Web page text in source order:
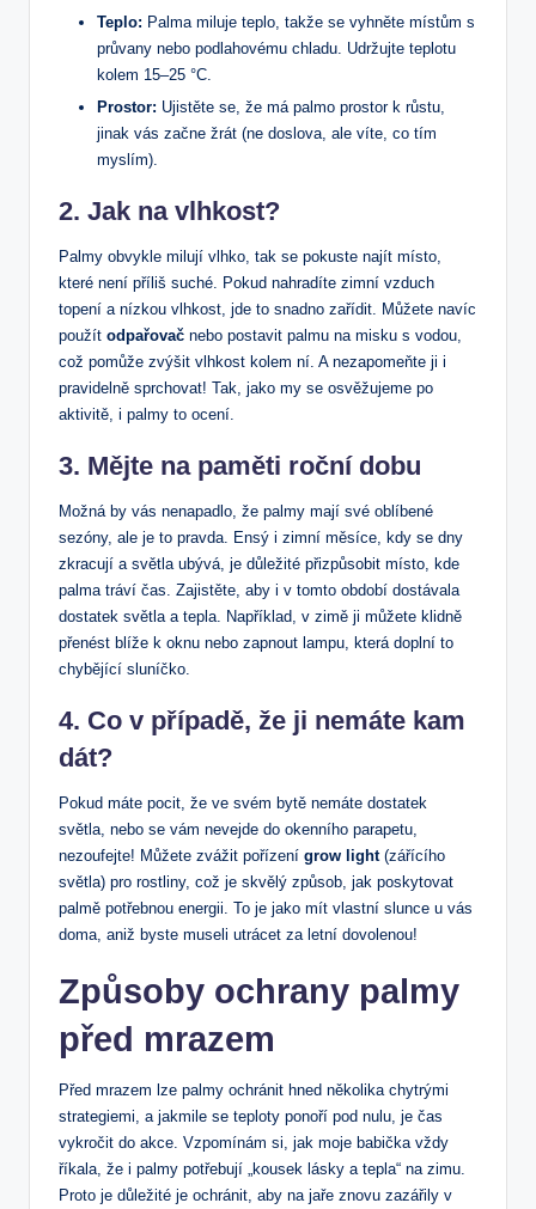
Teplo: Palma miluje teplo, takže se vyhněte místům s⁣
průvany⁢ nebo ⁣podlahovému chladu.​ Udržujte ⁤teplotu
kolem 15–25 °C.
Prostor: Ujistěte se, že⁣ má palmo prostor k růstu,
jinak vás začne žrát (ne ⁣doslova, ale víte,⁤ co tím
myslím).
2.⁢ Jak na vlhkost?
Palmy‍ obvykle‌ milují vlhko, tak​ se pokuste najít místo,⁣
které⁢ není příliš suché. Pokud nahradíte zimní vzduch
topení a⁤ nízkou vlhkost, jde to snadno zařídit. Můžete navíc
použít odpařovač nebo postavit palmu‍ na misku⁤ s vodou,
⁢což⁢ pomůže zvýšit ​vlhkost kolem ní. A⁣ nezapomeňte ji ⁤i
pravidelně sprchovat! ‌Tak, jako my se osvěžujeme po‍
aktivitě,⁣ i palmy to ‌ocení.
3. Mějte na paměti roční dobu
Možná by vás​ nenapadlo, že palmy mají své oblíbené
sezóny, ale​ je to pravda. Ensý‍ i zimní ⁢měsíce, kdy se dny
zkracují a světla ​ubývá, je důležité přizpůsobit místo, kde
palma tráví‌ čas.⁢ Zajistěte, ⁢aby i v tomto období dostávala
dostatek světla a tepla. ⁣Například, v zimě ji můžete klidně⁢
přenést blíže‌ k oknu ​nebo zapnout lampu, která doplní to
⁤chybějící‌ sluníčko.
4. Co v případě, že ji nemáte kam
dát?
Pokud ‍máte pocit, že ve svém ⁢bytě nemáte​ dostatek
světla, nebo​ se vám ⁤nevejde⁣ do okenního parapetu,
⁣nezoufejte! Můžete zvážit pořízení grow light(zářícího
světla)​ pro rostliny, což je skvělý způsob, jak poskytovat
⁤palmě ⁢potřebnou energii. To je jako mít vlastní slunce u vás
doma, aniž byste museli utrácet za letní dovolenou!
Způsoby⁤ ochrany‌ palmy
před mrazem
Před mrazem lze ‍palmy⁢ ochránit hned několika chytrými
‌strategiemi, a jakmile⁢ se teploty ponoří pod nulu, je čas⁢
vykročit do akce. Vzpomínám si, jak moje ‌babička vždy
říkala, že i palmy potřebují „kousek lásky a⁢ tepla“ ‌na ⁤zimu.
Proto je důležité ⁢je ‌ochránit, aby na jaře znovu ⁢zazářily v⁤